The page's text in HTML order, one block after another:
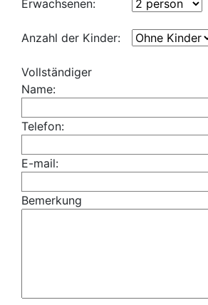
Erwachsenen:
Anzahl der Kinder:
Vollständiger
Name:
Telefon:
E-mail:
Bemerkung